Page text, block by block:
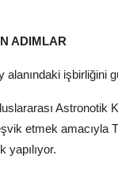
ADIMLAR
işbirliğini
etmek amacıyla
yapılıyor.